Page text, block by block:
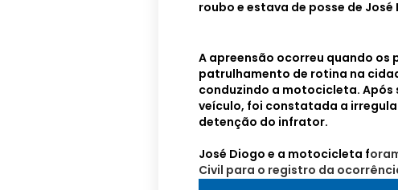
roubo e estava de posse de José
A apreensão ocorreu quando os
patrulhamento de rotina na
conduzindo a motocicleta.
veículo, foi constatada a
detenção do infrator.
José Diogo e a motocicleta f
Civil para o registro da